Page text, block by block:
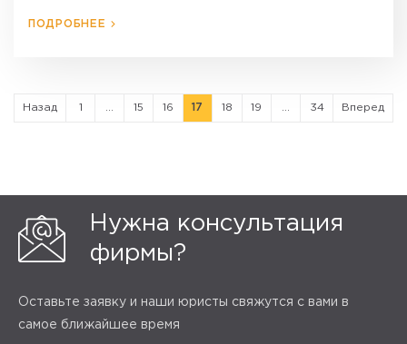
ПОДРОБНЕЕ
Назад 1 15 16 17 18 19 34 Вперед
Нужна консультация
фирмы?
Оставьте заявку и наши юристы свяжутся с вами в
самое ближайшее время